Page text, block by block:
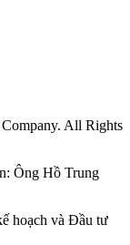
All Rights
Ông Hồ Trung
hoạch và Đầu tư